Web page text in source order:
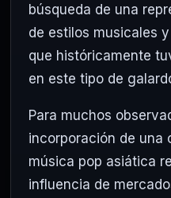
búsqueda de una
de estilos musicales
que históricamente
en este tipo de
Para muchos
incorporación de una
música pop asiática
influencia de